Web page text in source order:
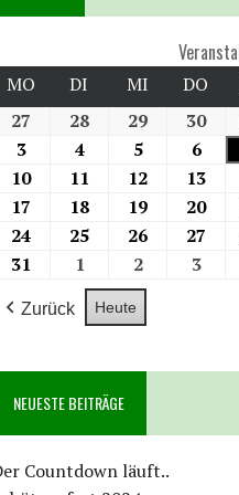
MO DI MI DO
27
28 29 30
3
4 5 6
10
11 12 13
17
18 19 20
24
25 26 27
31
1 2 3
Zurück Heute
NEUESTE BEITRÄGE
Countdown läuft..